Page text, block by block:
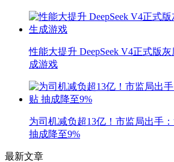
性能大提升 DeepSeek V4正式版
成游戏
为司机减负超13亿！市监局出手
抽成降至9%
最新文章